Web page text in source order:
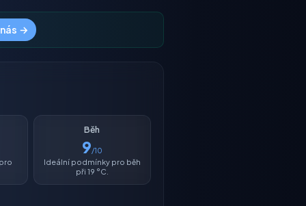
→
Běh
9/10
Ideální podmínky pro běh
při 19 °C.